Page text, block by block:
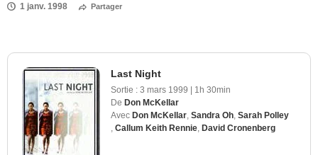
1 janv. 1998 Partager
Last Night
Sortie : 3 mars 1999
1h 30min
De Don McKellar
Avec Don McKellar, Sandra Oh, Sarah Polley
, Callum Keith Rennie, David Cronenberg